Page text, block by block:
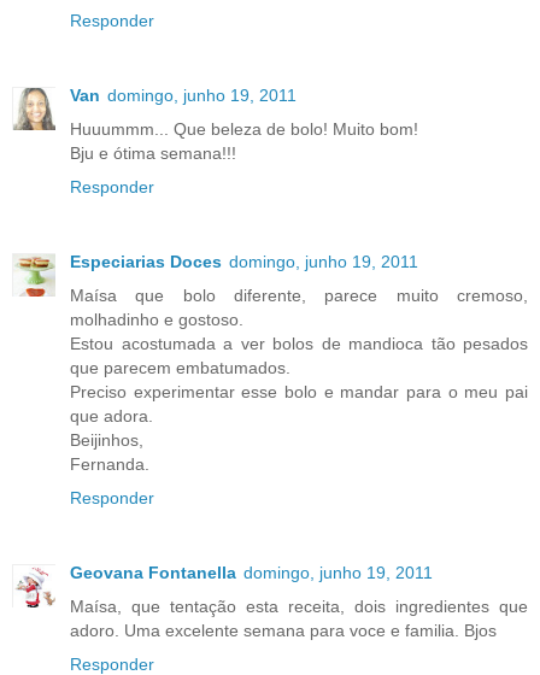
Responder
Van domingo, junho 19, 2011
Huuummm... Que beleza de bolo! Muito bom!
Bju e ótima semana!!!
Responder
Especiarias Doces domingo, junho 19, 2011
Maísa que bolo diferente, parece muito cremoso,
molhadinho e gostoso.
Estou acostumada a ver bolos de mandioca tão pesados
que parecem embatumados.
Preciso experimentar esse bolo e mandar para o meu pai
que adora.
Beijinhos,
Fernanda.
Responder
Geovana Fontanella domingo, junho 19, 2011
Maísa, que tentação esta receita, dois ingredientes que
adoro. Uma excelente semana para voce e familia. Bjos
Responder